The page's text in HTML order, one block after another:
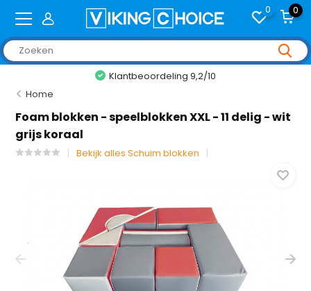
0 0
Klantbeoordeling 9,2/10
Home
Foam blokken - speelblokken XXL - 11 delig - wit
grijs koraal
Bekijk alles Schuim blokken